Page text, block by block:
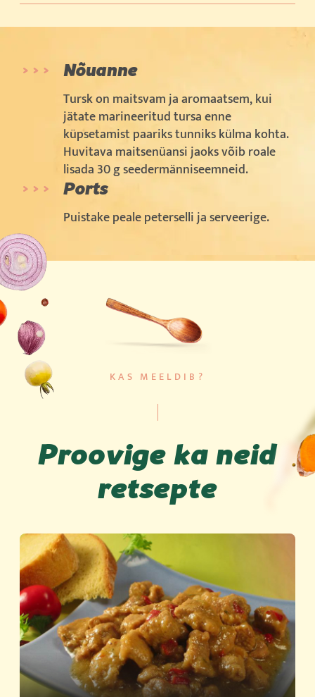
Nõuanne
Tursk on maitsvam ja aromaatsem, kui
jätate marineeritud tursa enne
küpsetamist paariks tunniks külma kohta.
Huvitava maitsenüansi jaoks võib roale
lisada 30 g seedermänniseemneid.
Ports
Puistake peale peterselli ja serveerige.
KAS MEELDIB?
Proovige ka neid
retsepte